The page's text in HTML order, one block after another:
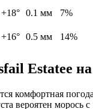
+18° 0.1 мм
7%
+16° 0.5 мм 14%
Estateе
комфортная
вероятен морось